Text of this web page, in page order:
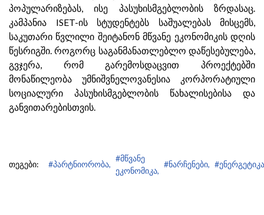
პოპულარიზებას, ისე პასუხისმგებლობის ზრდასაც.
კამპანია ISET-ის სტუდენტებს საშუალებას მისცემს,
საკუთარი წვლილი შეიტანონ მწვანე ეკონომიკის დღის
წესრიგში. როგორც საგანმანათლებლო დაწესებულება,
გვჯერა, რომ გარემოსდაცვით პროექტებში
მონაწილეობა უმნიშვნელოვანესია კორპორატიული
სოციალური პასუხისმგებლობის წახალისებისა და
განვითარებისთვის.
თეგები: #პარტნიორობა,
#მწვანე
ეკონომიკა,
#ნარჩენები,